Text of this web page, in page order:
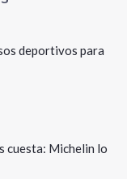
deportivos para
cuesta: Michelin lo